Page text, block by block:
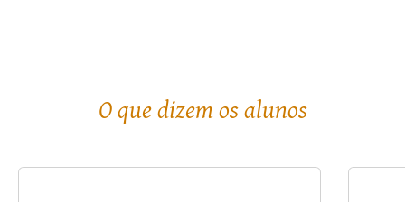
O que dizem os alunos